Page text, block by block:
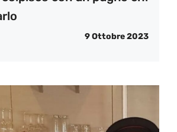
9 Ottobre 2023